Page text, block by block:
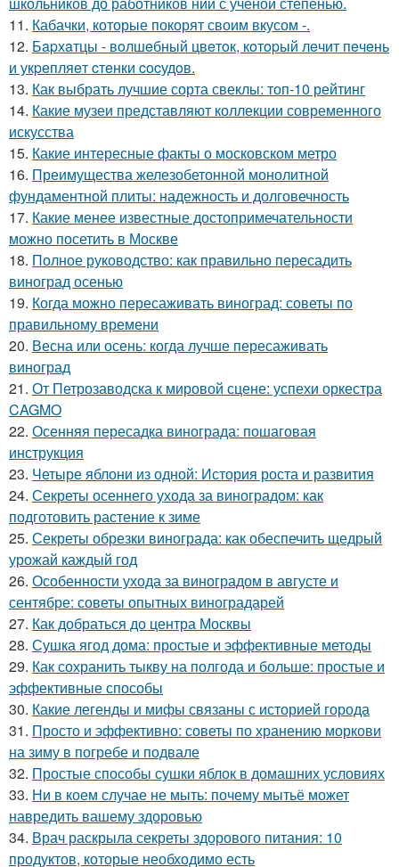
11. Кабачки, которые покорят своим вкусом -.
12. Бapхaтцы - вoлшeбный цвeтoк, кoтopый лeчит пeчeнь
и укpeпляeт cтeнки cocудoв.
13. Как выбрать лучшие сорта свеклы: топ-10 рейтинг
14. Какие музеи представляют коллекции современного
искусства
15. Какие интересные факты о московском метро
16. Преимущества железобетонной монолитной
фундаментной плиты: надежность и долговечность
17. Какие менее известные достопримечательности
можно посетить в Москве
18. Полное руководство: как правильно пересадить
виноград осенью
19. Когда можно пересаживать виноград: советы по
правильному времени
20. Весна или осень: когда лучше пересаживать
виноград
21. От Петрозаводска к мировой сцене: успехи оркестра
CAGMO
22. Осенняя пересадка винограда: пошаговая
инструкция
23. Четыре яблони из одной: История роста и развития
24. Секреты осеннего ухода за виноградом: как
подготовить растение к зиме
25. Секреты обрезки винограда: как обеспечить щедрый
урожай каждый год
26. Особенности ухода за виноградом в августе и
сентябре: советы опытных виноградарей
27. Как добраться до центра Москвы
28. Сушка ягод дома: простые и эффективные методы
29. Как сохранить тыкву на полгода и больше: простые и
эффективные способы
30. Какие легенды и мифы связаны с историей города
31. Просто и эффективно: советы по хранению моркови
на зиму в погребе и подвале
32. Простые способы сушки яблок в домашних условиях
33. Ни в коем случае не мыть: почему мытьё может
навредить вашему здоровью
34. Врач раскрыла секреты здорового питания: 10
продуктов, которые необходимо есть